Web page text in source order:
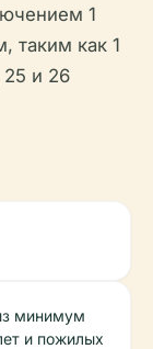
1
таким как 1
25 и 26
минимум
и пожилых